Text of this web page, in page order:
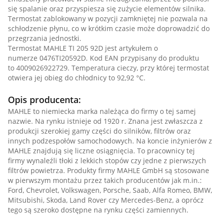
się spalanie oraz przyspiesza się zużycie elementów silnika.
Termostat zablokowany w pozycji zamkniętej nie pozwala na
schłodzenie płynu, co w krótkim czasie może doprowadzić do
przegrzania jednostki.
Termostat MAHLE TI 205 92D jest artykułem o
numerze 0476TI20592D. Kod EAN przypisany do produktu
to 4009026922729. Temperatura cieczy, przy której termostat
otwiera jej obieg do chłodnicy to 92,92 °C.
Opis producenta:
MAHLE to niemiecka marka należąca do firmy o tej samej
nazwie. Na rynku istnieje od 1920 r. Znana jest zwłaszcza z
produkcji szerokiej gamy części do silników, filtrów oraz
innych podzespołów samochodowych. Na koncie inżynierów z
MAHLE znajdują się liczne osiągnięcia. To pracownicy tej
firmy wynaleźli tłoki z lekkich stopów czy jedne z pierwszych
filtrów powietrza. Produkty firmy MAHLE GmbH są stosowane
w pierwszym montażu przez takich producentów jak m.in.:
Ford, Chevrolet, Volkswagen, Porsche, Saab, Alfa Romeo, BMW,
Mitsubishi, Skoda, Land Rover czy Mercedes-Benz, a oprócz
tego są szeroko dostępne na rynku części zamiennych.